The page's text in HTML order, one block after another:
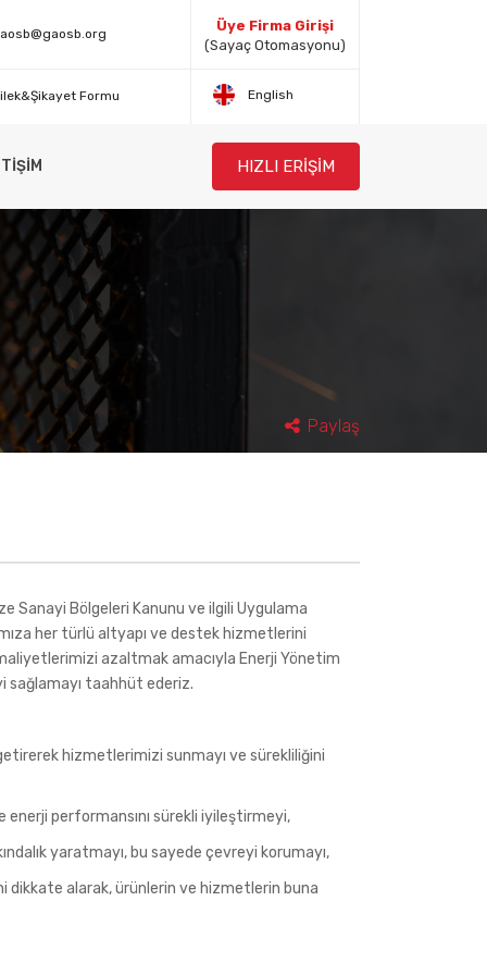
Üye Firma Girişi
(Sayaç Otomasyonu)
Formu English
HIZLI ERİŞİM
Paylaş
Sanayi Bölgeleri Kanunu ve ilgili Uygulama
her türlü altyapı ve destek hizmetlerini
azaltmak amacıyla Enerji Yönetim
sağlamayı taahhüt ederiz.
hizmetlerimizi sunmayı ve sürekliliğini
performansını sürekli iyileştirmeyi,
yaratmayı, bu sayede çevreyi korumayı,
alarak, ürünlerin ve hizmetlerin buna